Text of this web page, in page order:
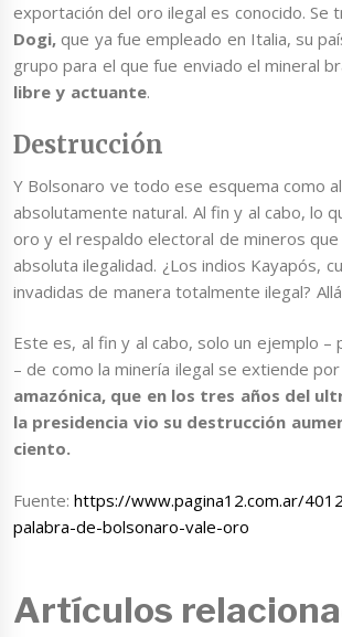
exportación del oro ilegal es conocido. Se
Dogi, que ya fue empleado en Italia, su
grupo para el que fue enviado el mineral
libre y actuante.
Destrucción
Y Bolsonaro ve todo ese esquema como
absolutamente natural. Al fin y al cabo, lo
oro y el respaldo electoral de mineros que
absoluta ilegalidad. ¿Los indios Kayapós,
invadidas de manera totalmente ilegal?
Este es, al fin y al cabo, solo un ejemplo –
– de como la minería ilegal se extiende por
amazónica, que en los tres años del
la presidencia vio su destrucción
ciento.
Fuente:https://www.pagina12.com.ar/
palabra-de-bolsonaro-vale-oro
Artículos